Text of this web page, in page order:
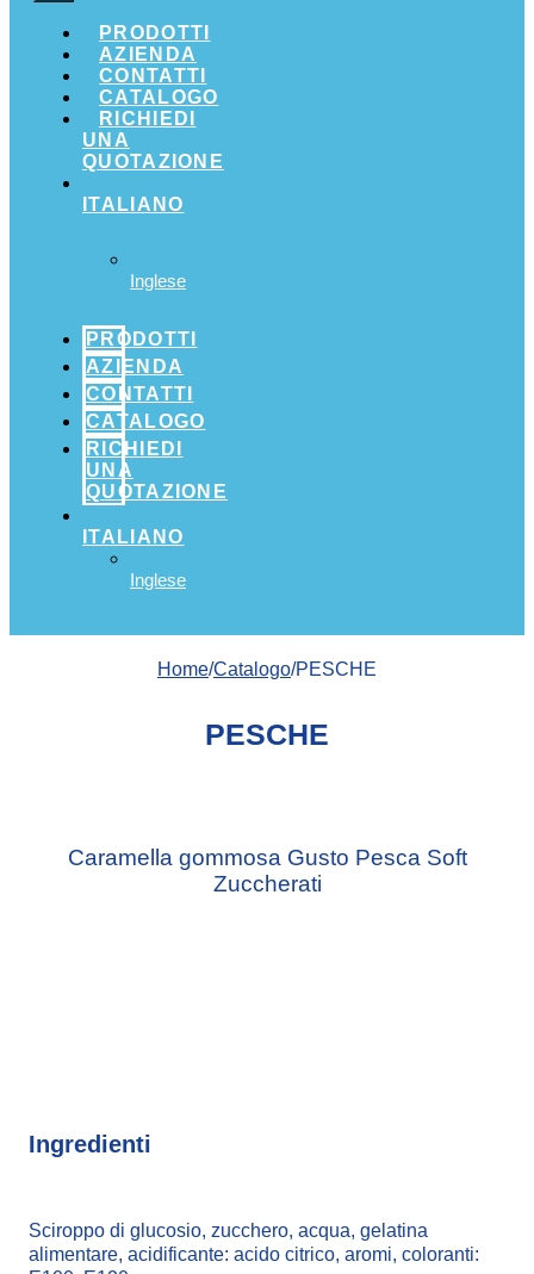
PRODOTTI
AZIENDA
CONTATTI
CATALOGO
RICHIEDI
UNA
QUOTAZIONE
ITALIANO
Inglese
PRODOTTI
AZIENDA
CONTATTI
CATALOGO
RICHIEDI
UNA
QUOTAZIONE
ITALIANO
Inglese
Home/Catalogo/PESCHE
PESCHE
Caramella gommosa Gusto Pesca Soft
Zuccherati
Ingredienti
Sciroppo di glucosio, zucchero, acqua, gelatina
alimentare, acidificante: acido citrico, aromi, coloranti: